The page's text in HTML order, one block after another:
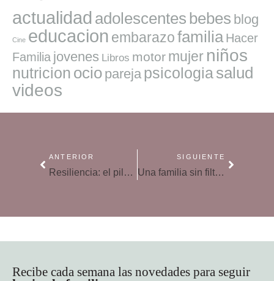
actualidad adolescentes bebes blog
Cine educacion embarazofamilia Hacer
Familia jovenes Libros motor mujer niños
nutricion ocio pareja psicologia salud
videos
ANTERIOR
Resiliencia: el pilar indiscutible de las familias en la era actual
SIGUIENTE
Una familia sin filtros: la realidad tras las redes sociales
Recibe cada semana las novedades para seguir